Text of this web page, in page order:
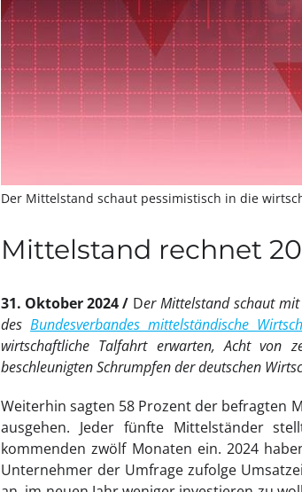
Der Mittelstand schaut pessimistisch in die
Mittelstand rechnet
31. Oktober 2024 Der Mittelstand schaut
desBundesverbandes mittelständische
wirtschaftliche Talfahrt erwarten, Acht von
beschleunigten Schrumpfen der deutschen
Weiterhin sagten 58 Prozent der befragten
ausgehen. Jeder fünfte Mittelständer
kommenden zwölf Monaten ein. 2024
Unternehmer der Umfrage zufolge